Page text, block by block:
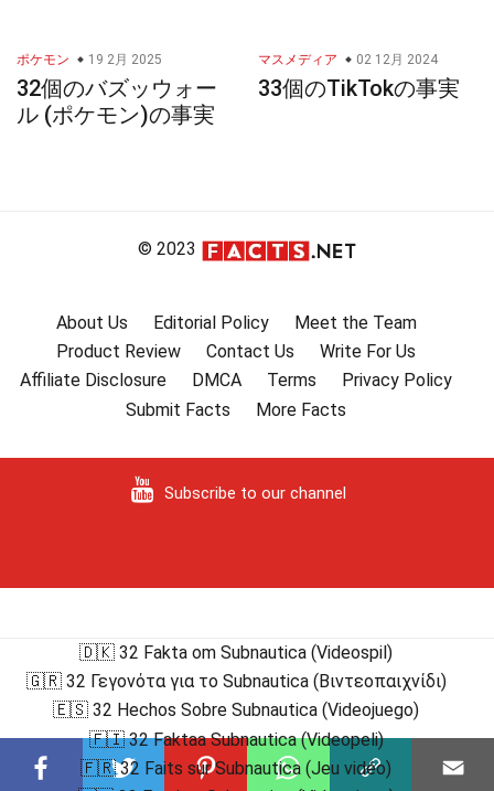
ポケモン 19 2月 2025
32個のバズッウォー
ル (ポケモン)の事実
マスメディア 02 12月 2024
33個のTikTokの事実
© 2023
About Us Editorial Policy
Meet the Team
Product Review
Contact Us
Write For Us
Affiliate Disclosure
DMCA Terms
Privacy Policy
Submit Facts
More Facts
Subscribe to our channel
🇩🇰 32 Fakta om Subnautica (Videospil)
🇬🇷 32 Γεγονότα για το Subnautica (Βιντεοπαιχνίδι)
🇪🇸 32 Hechos Sobre Subnautica (Videojuego)
🇫🇮 32 Faktaa Subnautica (Videopeli)
🇫🇷 32 Faits sur Subnautica (Jeu vidéo)